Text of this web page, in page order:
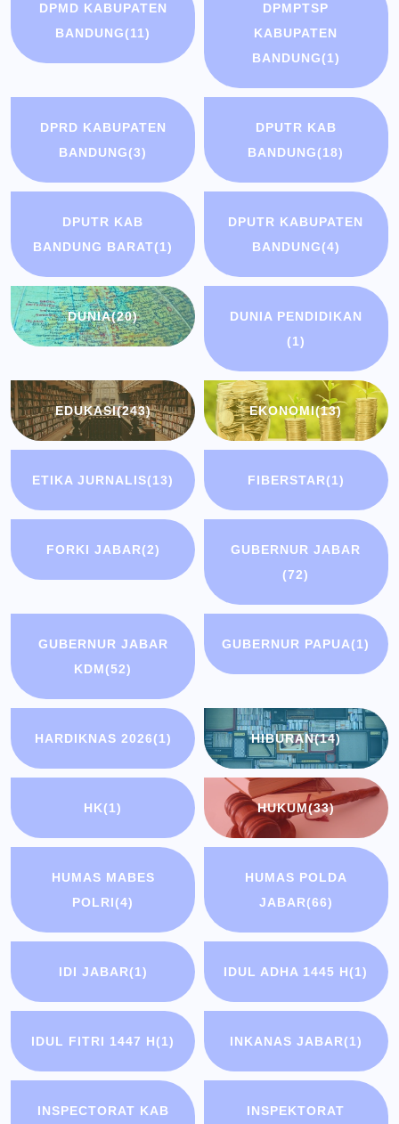
DPMD KABUPATEN
BANDUNG(11)
DPMPTSP
KABUPATEN
BANDUNG(1)
DPRD KABUPATEN
BANDUNG(3)
DPUTR KAB
BANDUNG(18)
DPUTR KAB
BANDUNG BARAT(1)
DPUTR KABUPATEN
BANDUNG(4)
DUNIA(20)
DUNIA PENDIDIKAN
(1)
EDUKASI(243) EKONOMI(13)
ETIKA JURNALIS(13) FIBERSTAR(1)
FORKI JABAR(2)
GUBERNUR JABAR
(72)
GUBERNUR JABAR
KDM(52)
GUBERNUR PAPUA(1)
HARDIKNAS 2026(1) HIBURAN(14)
HK(1) HUKUM(33)
HUMAS MABES
POLRI(4)
HUMAS POLDA
JABAR(66)
IDI JABAR(1) IDUL ADHA 1445 H(1)
IDUL FITRI 1447 H(1) INKANAS JABAR(1)
INSPECTORAT KAB
INSPEKTORAT